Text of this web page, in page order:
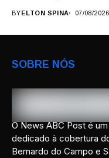
BYELTON SPINA 07/08/2026
SOBRE NÓS
O News ABC Post é
dedicado à cobertura
Bernardo do Campo e